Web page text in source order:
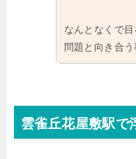
なんとなくで
問題と向き合
雲雀丘花屋敷駅で